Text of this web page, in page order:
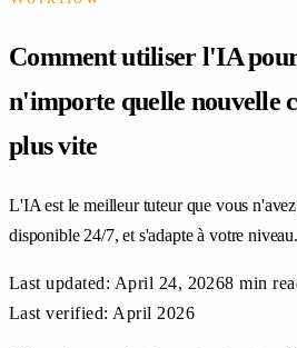
Comment utiliser l'IA
n'importe quelle nouvelle
plus vite
L'IA est le meilleur tuteur que vous
disponible 24/7, et s'adapte à votre niveau.
Last updated: April 24, 20268 min
Last verified: April 2026